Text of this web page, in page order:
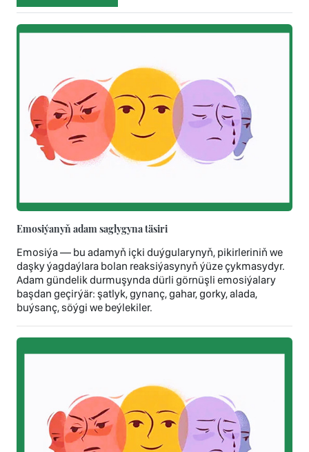
Emosiýanyň adam saglygyna täsiri
Emosiýa — bu adamyň içki duýgularynyň, pikirleriniň we
daşky ýagdaýlara bolan reaksiýasynyň ýüze çykmasydyr.
Adam gündelik durmuşynda dürli görnüşli emosiýalary
başdan geçirýär: şatlyk, gynanç, gahar, gorky, alada,
buýsanç, söýgi we beýlekiler.